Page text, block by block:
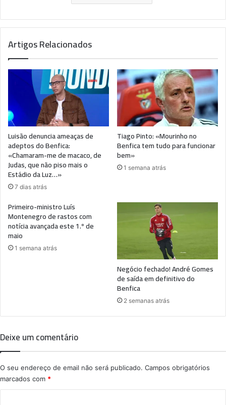
Artigos Relacionados
Luisão denuncia ameaças de
adeptos do Benfica:
«Chamaram-me de macaco, de
Judas, que não piso mais o
Estádio da Luz…»
7 dias atrás
Tiago Pinto: «Mourinho no
Benfica tem tudo para funcionar
bem»
1 semana atrás
Primeiro-ministro Luís
Montenegro de rastos com
notícia avançada este 1.º de
maio
1 semana atrás
Negócio fechado! André Gomes
de saída em definitivo do
Benfica
2 semanas atrás
Deixe um comentário
O seu endereço de email não será publicado. Campos obrigatórios
marcados com *